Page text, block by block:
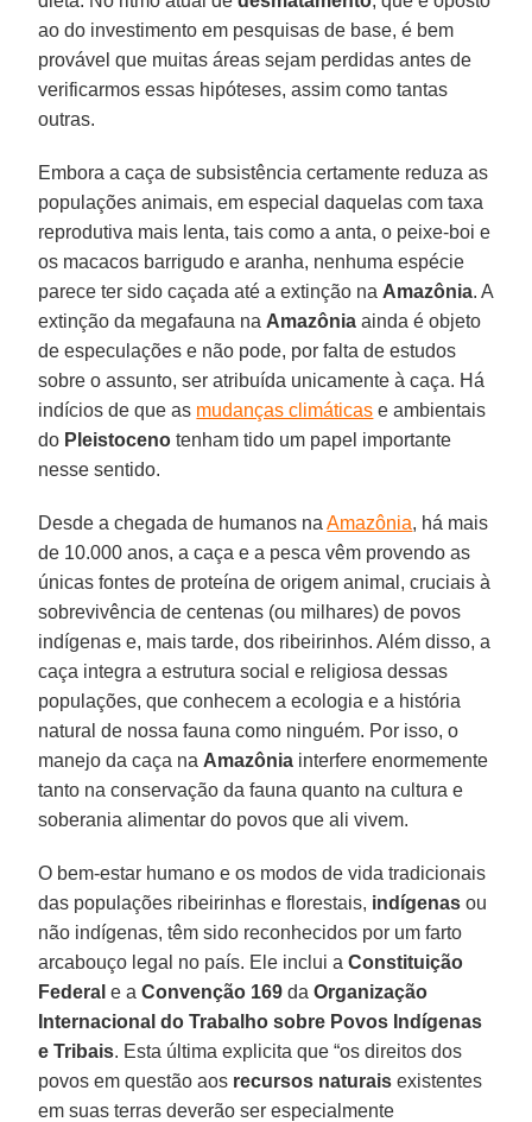
ao do investimento em pesquisas de base, é bem
provável que muitas áreas sejam perdidas antes de
verificarmos essas hipóteses, assim como tantas
outras.
Embora a caça de subsistência certamente reduza as
populações animais, em especial daquelas com taxa
reprodutiva mais lenta, tais como a anta, o peixe-boi e
os macacos barrigudo e aranha, nenhuma espécie
parece ter sido caçada até a extinção na Amazônia. A
extinção da megafauna na Amazônia ainda é objeto
de especulações e não pode, por falta de estudos
sobre o assunto, ser atribuída unicamente à caça. Há
indícios de que as mudanças climáticas e ambientais
do Pleistoceno tenham tido um papel importante
nesse sentido.
Desde a chegada de humanos naAmazônia, há mais
de 10.000 anos, a caça e a pesca vêm provendo as
únicas fontes de proteína de origem animal, cruciais à
sobrevivência de centenas (ou milhares) de povos
indígenas e, mais tarde, dos ribeirinhos. Além disso, a
caça integra a estrutura social e religiosa dessas
populações, que conhecem a ecologia e a história
natural de nossa fauna como ninguém. Por isso, o
manejo da caça na Amazônia interfere enormemente
tanto na conservação da fauna quanto na cultura e
soberania alimentar do povos que ali vivem.
O bem-estar humano e os modos de vida tradicionais
das populações ribeirinhas e florestais, indígenas ou
não indígenas, têm sido reconhecidos por um farto
arcabouço legal no país. Ele inclui aConstituição
Federal e aConvenção 169 daOrganização
Internacional do Trabalho sobre Povos Indígenas
e Tribais. Esta última explicita que “os direitos dos
povos em questão aos recursos naturais existentes
em suas terras deverão ser especialmente